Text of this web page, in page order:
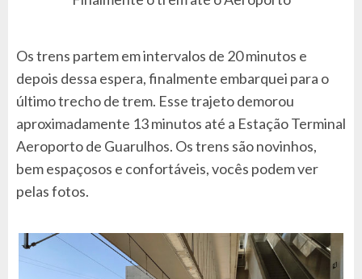
Os trens partem em intervalos de 20 minutos e
depois dessa espera, finalmente embarquei para o
último trecho de trem. Esse trajeto demorou
aproximadamente 13 minutos até a Estação Terminal
Aeroporto de Guarulhos. Os trens são novinhos,
bem espaçosos e confortáveis, vocês podem ver
pelas fotos.